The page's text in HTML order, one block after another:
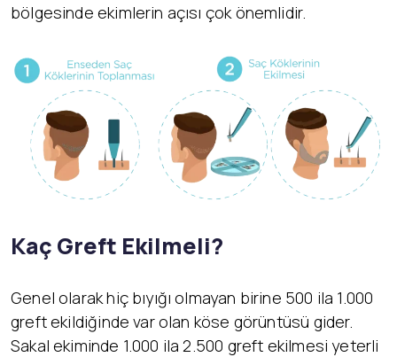
bölgesinde ekimlerin açısı çok önemlidir.
Kaç Greft Ekilmeli?
Genel olarak hiç bıyığı olmayan birine 500 ila 1.000
greft ekildiğinde var olan köse görüntüsü gider.
Sakal ekiminde 1.000 ila 2.500 greft ekilmesi yeterli